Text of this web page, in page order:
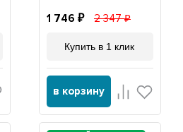
1 746 2 347
Купить в 1 клик
в корзину